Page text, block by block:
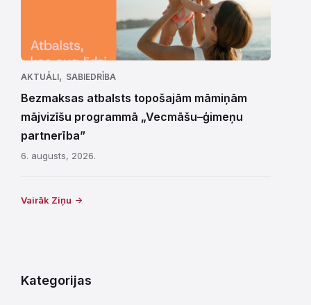
AKTUĀLI, SABIEDRĪBA
Bezmaksas atbalsts topošajām māmiņām
mājvizīšu programmā „Vecmāšu–ģimeņu
partnerība”
6. augusts, 2026.
Vairāk Ziņu
Kategorijas